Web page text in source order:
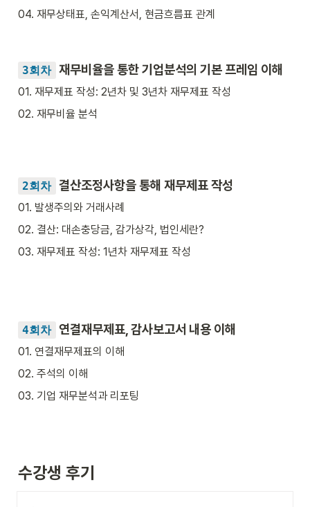
04. 재무상태표, 손익계산서, 현금흐름표 관계
3회차 재무비율을 통한 기업분석의 기본 프레임 이해
01. 재무제표 작성: 2년차 및 3년차 재무제표 작성
02. 재무비율 분석
2회차 결산조정사항을 통해 재무제표 작성
01. 발생주의와 거래사례
02. 결산: 대손충당금, 감가상각, 법인세란?
03. 재무제표 작성: 1년차 재무제표 작성
4회차 연결재무제표, 감사보고서 내용 이해
01. 연결재무제표의 이해
02. 주석의 이해
03. 기업 재무분석과 리포팅
수강생 후기